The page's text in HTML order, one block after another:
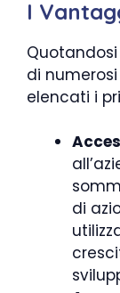
I
Quotandosi
di
elencati i
di